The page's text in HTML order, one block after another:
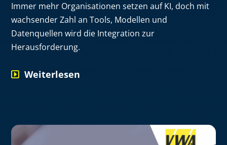
Immer mehr Organisationen setzen auf KI, doch mit
wachsender Zahl an Tools, Modellen und
Datenquellen wird die Integration zur
Herausforderung.
Weiterlesen